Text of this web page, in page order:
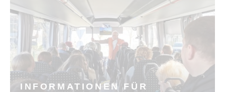
INFORMATIONEN FÜR